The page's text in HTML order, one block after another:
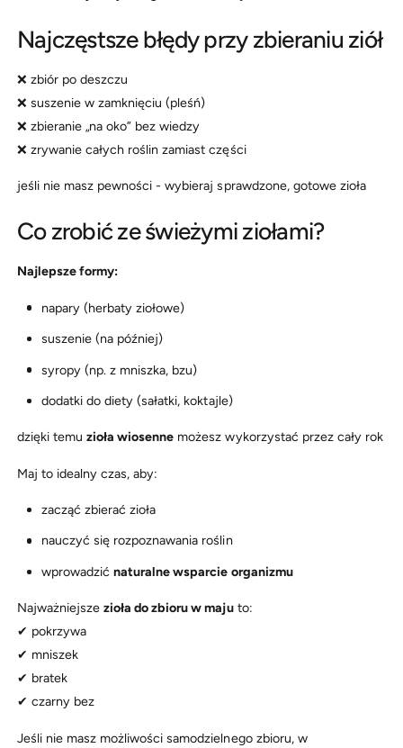
Najczęstsze błędy przy zbieraniu ziół
❌ zbiór po deszczu
❌ suszenie w zamknięciu (pleśń)
❌ zbieranie „na oko” bez wiedzy
❌ zrywanie całych roślin zamiast części
jeśli nie masz pewności - wybieraj sprawdzone, gotowe zioła
Co zrobić ze świeżymi ziołami?
Najlepsze formy:
napary (herbaty ziołowe)
suszenie (na później)
syropy (np. z mniszka, bzu)
dodatki do diety (sałatki, koktajle)
dzięki temuzioła wiosenne możesz wykorzystać przez cały rok
Maj to idealny czas, aby:
zacząć zbierać zioła
nauczyć się rozpoznawania roślin
wprowadzićnaturalne wsparcie organizmu
Najważniejszezioła do zbioru w majuto:
✔ pokrzywa
✔ mniszek
✔ bratek
✔ czarny bez
Jeśli nie masz możliwości samodzielnego zbioru, w